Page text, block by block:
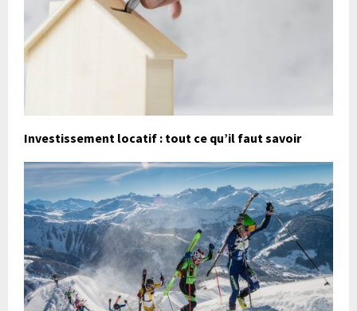
Investissement locatif : tout ce qu’il faut savoir